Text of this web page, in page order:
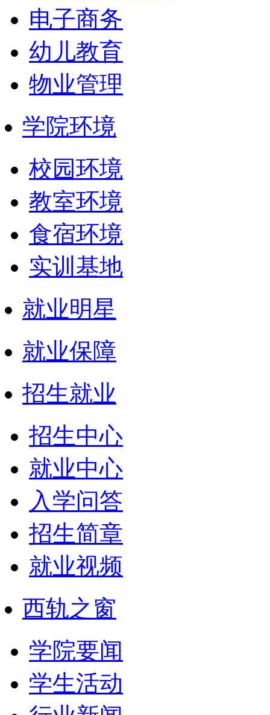
电子商务
幼儿教育
物业管理
学院环境
校园环境
教室环境
食宿环境
实训基地
就业明星
就业保障
招生就业
招生中心
就业中心
入学问答
招生简章
就业视频
西轨之窗
学院要闻
学生活动